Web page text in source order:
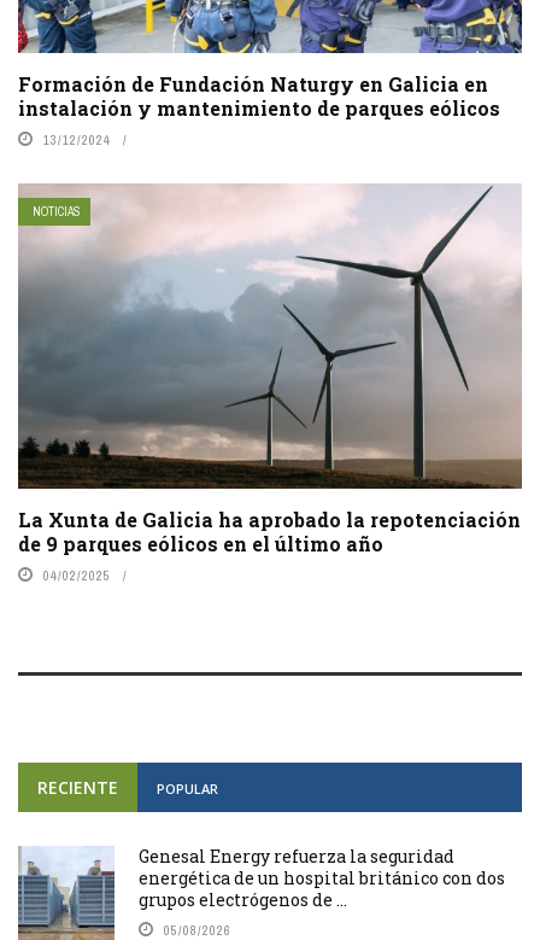
Formación de Fundación Naturgy en Galicia en
instalación y mantenimiento de parques eólicos
13/12/2024
NOTICIAS
La Xunta de Galicia ha aprobado la repotenciación
de 9 parques eólicos en el último año
04/02/2025
RECIENTE POPULAR
Genesal Energy refuerza la seguridad
energética de un hospital británico con dos
grupos electrógenos de ...
05/08/2026